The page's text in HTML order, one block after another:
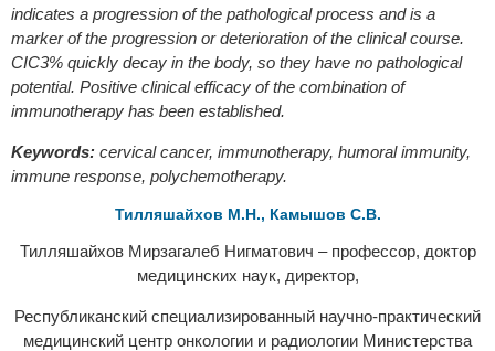
indicates a progression of the pathological process and is a
marker of the progression or deterioration of the clinical course.
CIC3% quickly decay in the body, so they have no pathological
potential. Positive clinical efficacy of the combination of
immunotherapy has been established.
Keywords: cervical cancer, immunotherapy, humoral immunity,
immune response, polychemotherapy.
Тилляшайхов М.Н., Камышов С.В.
Тилляшайхов Мирзагалеб Нигматович – профессор, доктор
медицинских наук, директор,
Республиканский специализированный научно-практический
медицинский центр онкологии и радиологии Министерства